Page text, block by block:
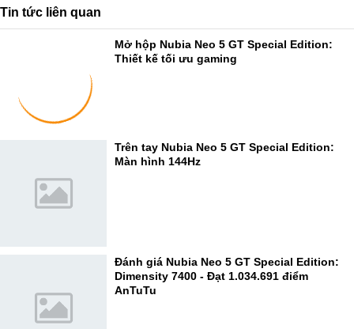
Tin tức liên quan
Mở hộp Nubia Neo 5 GT Special Edition:
Thiết kế tối ưu gaming
Trên tay Nubia Neo 5 GT Special Edition:
Màn hình 144Hz
Đánh giá Nubia Neo 5 GT Special Edition:
Dimensity 7400 - Đạt 1.034.691 điểm
AnTuTu